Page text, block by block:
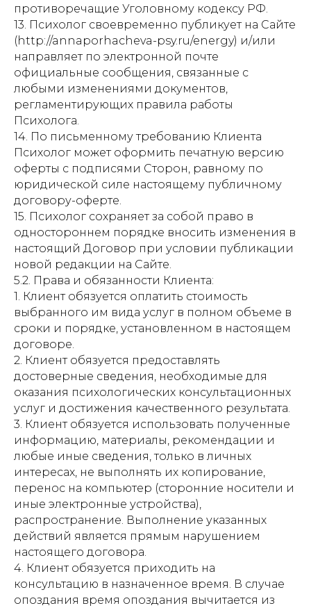
противоречащие Уголовному кодексу РФ.
13. Психолог своевременно публикует на Сайте
(http://annaporhacheva-psy.ru/energy) и/или
направляет по электронной почте
официальные сообщения, связанные с
любыми изменениями документов,
регламентирующих правила работы
Психолога.
14. По письменному требованию Клиента
Психолог может оформить печатную версию
оферты с подписями Сторон, равному по
юридической силе настоящему публичному
договору-оферте.
15. Психолог сохраняет за собой право в
одностороннем порядке вносить изменения в
настоящий Договор при условии публикации
новой редакции на Сайте.
5.2. Права и обязанности Клиента:
1. Клиент обязуется оплатить стоимость
выбранного им вида услуг в полном объеме в
сроки и порядке, установленном в настоящем
договоре.
2. Клиент обязуется предоставлять
достоверные сведения, необходимые для
оказания психологических консультационных
услуг и достижения качественного результата.
3. Клиент обязуется использовать полученные
информацию, материалы, рекомендации и
любые иные сведения, только в личных
интересах, не выполнять их копирование,
перенос на компьютер (сторонние носители и
иные электронные устройства),
распространение. Выполнение указанных
действий является прямым нарушением
настоящего договора.
4. Клиент обязуется приходить на
консультацию в назначенное время. В случае
опоздания время опоздания вычитается из